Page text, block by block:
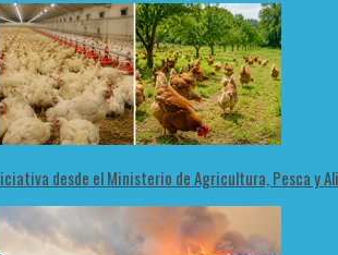
desde el Ministerio de Agricultura, Pesca y